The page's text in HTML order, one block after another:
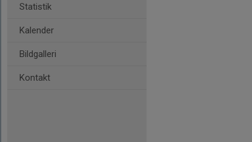
Statistik
Kalender
Bildgalleri
Kontakt